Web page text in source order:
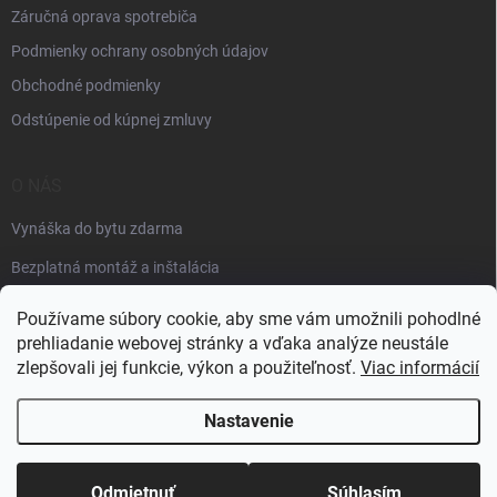
Používame súbory cookie, aby sme vám umožnili pohodlné
prehliadanie webovej stránky a vďaka analýze neustále
zlepšovali jej funkcie, výkon a použiteľnosť. Viac informácií
Nastavenie
Záručná oprava spotrebiča
Podmienky ochrany osobných údajov
Obchodné podmienky
Odstúpenie od kúpnej zmluvy
Vynáška do bytu zdarma
Bezplatná montáž a inštalácia
Copyright 2026 . Všetky práva vyhradené.